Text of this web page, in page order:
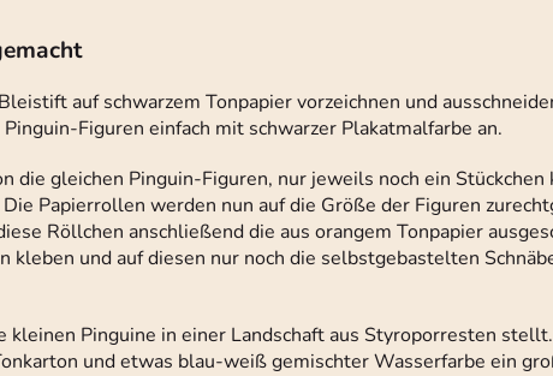
auf schwarzem Tonpapier vorzeichnen und
Figuren einfach mit schwarzer Plakatmalfarbe an.
die gleichen Pinguin-Figuren, nur jeweils noch ein
Papierrollen werden nun auf die Größe der Figuren
Röllchen anschließend die aus orangem Tonpapier
kleben und auf diesen nur noch die selbstgebastelten
kleinen Pinguine in einer Landschaft aus Styroporresten
und etwas blau-weiß gemischter Wasserfarbe ein